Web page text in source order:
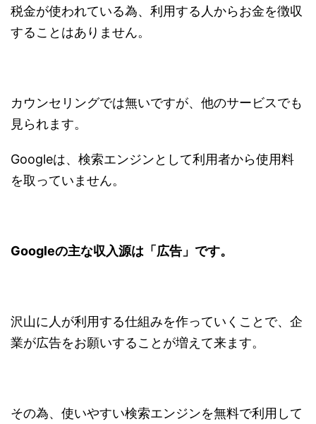
税金が使われている為、利用する人からお金を徴収
することはありません。
カウンセリングでは無いですが、他のサービスでも
見られます。
Googleは、検索エンジンとして利用者から使用料
を取っていません。
Googleの主な収入源は「広告」です。
沢山に人が利用する仕組みを作っていくことで、企
業が広告をお願いすることが増えて来ます。
その為、使いやすい検索エンジンを無料で利用して